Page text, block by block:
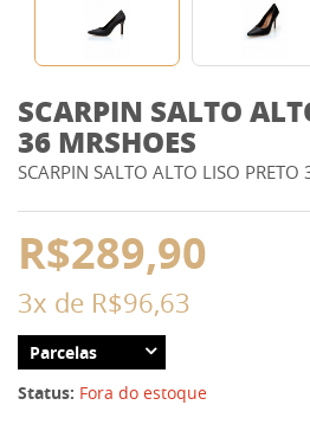
SCARPIN SALTO
36 MRSHOES
SCARPIN SALTO ALTO LISO PRETO
R$289,90
3x de R$96,63
Parcelas
Status: Fora do estoque